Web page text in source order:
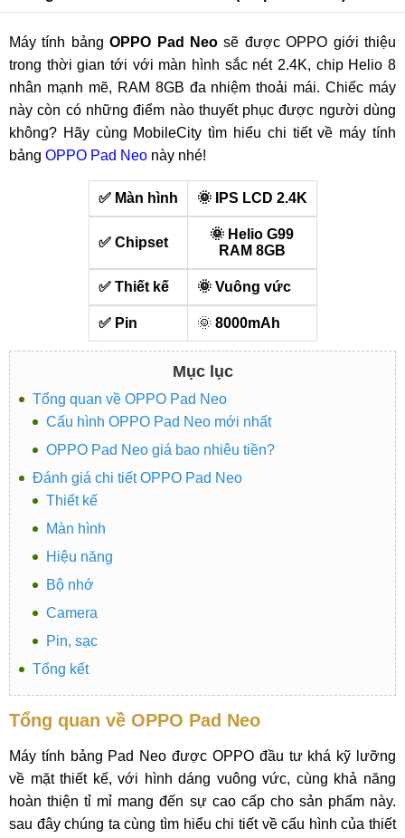
Máy tính bảngOPPO Pad Neo sẽ được OPPO giới thiệu
trong thời gian tới với màn hình sắc nét 2.4K, chip Helio 8
nhân mạnh mẽ, RAM 8GB đa nhiệm thoải mái. Chiếc máy
này còn có những điểm nào thuyết phục được người dùng
không? Hãy cùng MobileCity tìm hiểu chi tiết về máy tính
bảng OPPO Pad Neo này nhé!
✅ Màn hình 🌞 IPS LCD 2.4K
✅ Chipset
🌞 Helio G99
RAM 8GB
✅ Thiết kế 🌞 Vuông vức
✅ Pin 🌞 8000mAh
Mục lục
Tổng quan về OPPO Pad Neo
Cấu hình OPPO Pad Neo mới nhất
OPPO Pad Neo giá bao nhiêu tiền?
Đánh giá chi tiết OPPO Pad Neo
Thiết kế
Màn hình
Hiệu năng
Bộ nhớ
Camera
Pin, sạc
Tổng kết
Tổng quan về OPPO Pad Neo
Máy tính bảng Pad Neo được OPPO đầu tư khá kỹ lưỡng
về mặt thiết kế, với hình dáng vuông vức, cùng khả năng
hoàn thiện tỉ mỉ mang đến sự cao cấp cho sản phẩm này.
sau đây chúng ta cùng tìm hiểu chi tiết về cấu hình của thiết